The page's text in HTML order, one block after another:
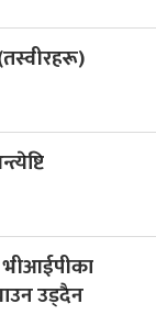
भीआईपीका
उड्दैन